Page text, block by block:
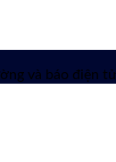
và báo điện